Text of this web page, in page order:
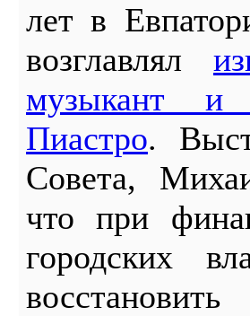
лет в
возглавлял
музыкант и
Пиастро.
Совета,
что при
городских